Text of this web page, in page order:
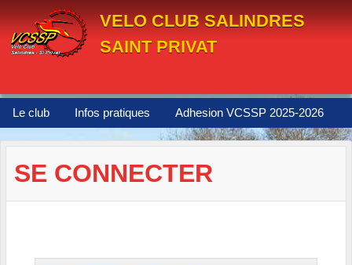
VELO CLUB SALINDRES
SAINT PRIVAT
Le club Infos pratiques Adhesion VCSSP 2025-2026
SE CONNECTER
Panneau de gestion des cookies